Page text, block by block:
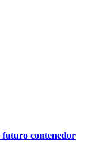
futuro contenedor